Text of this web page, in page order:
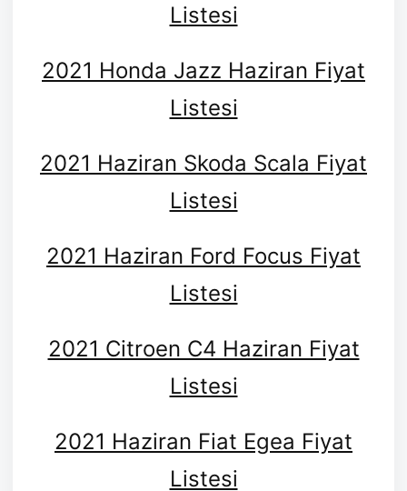
Listesi
2021 Honda Jazz Haziran Fiyat
Listesi
2021 Haziran Skoda Scala Fiyat
Listesi
2021 Haziran Ford Focus Fiyat
Listesi
2021 Citroen C4 Haziran Fiyat
Listesi
2021 Haziran Fiat Egea Fiyat
Listesi